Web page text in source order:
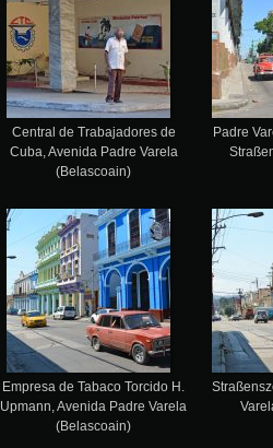
Central de Trabajadores de
Cuba, Avenida Padre Varela
(Belascoain)
Padre
Empresa de Tabaco Torcido H.
Upmann, Avenida Padre Varela
(Belascoain)